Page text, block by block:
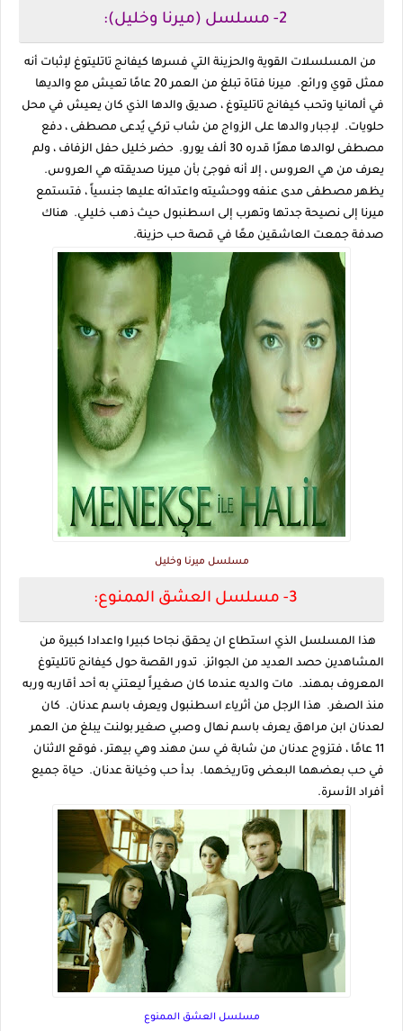
2- مسلسل (ميرنا وخليل):
من المسلسلات القوية والحزينة التي فسرها كيفانج تاتليتوغ لإثبات أنه
ممثل قوي ورائع. ميرنا فتاة تبلغ من العمر 20 عامًا تعيش مع والديها
في ألمانيا وتحب كيفانج تاتليتوغ ، صديق والدها الذي كان يعيش في محل
حلويات. لإجبار والدها على الزواج من شاب تركي يُدعى مصطفى ، دفع
مصطفى لوالدها مهرًا قدره 30 ألف يورو. حضر خليل حفل الزفاف ، ولم
يعرف من هي العروس ، إلا أنه فوجئ بأن ميرنا صديقته هي العروس.
يظهر مصطفى مدى عنفه ووحشيته واعتدائه عليها جنسياً ، فتستمع
ميرنا إلى نصيحة جدتها وتهرب إلى اسطنبول حيث ذهب خليلي. هناك
صدفة جمعت العاشقين معًا في قصة حب حزينة.
مسلسل ميرنا وخليل
3- مسلسل العشق الممنوع:
هذا المسلسل الذي استطاع ان يحقق نجاحا كبيرا واعدادا كبيرة من
المشاهدين حصد العديد من الجوائز. تدور القصة حول كيفانج تاتليتوغ
المعروف بمهند. مات والديه عندما كان صغيراً ليعتني به أحد أقاربه وربه
منذ الصغر. هذا الرجل من أثرياء اسطنبول ويعرف باسم عدنان. كان
لعدنان ابن مراهق يعرف باسم نهال وصبي صغير بولنت يبلغ من العمر
11 عامًا ، فتزوج عدنان من شابة في سن مهند وهي بيهتر ، فوقع الاثنان
في حب بعضهما البعض وتاريخهما. بدأ حب وخيانة عدنان. حياة جميع
أفراد الأسرة.
مسلسل العشق الممنوع